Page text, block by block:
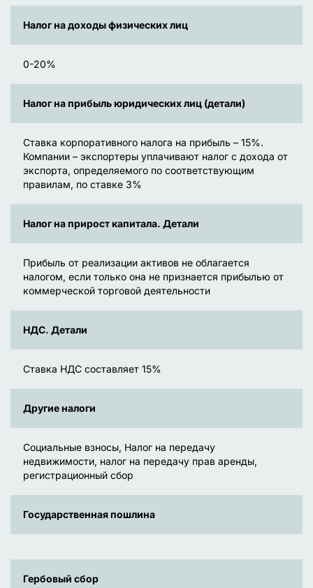
Налог на доходы физических лиц
0-20%
Налог на прибыль юридических лиц (детали)
Ставка корпоративного налога на прибыль – 15%.
Компании – экспортеры уплачивают налог с дохода от
экспорта, определяемого по соответствующим
правилам, по ставке 3%
Налог на прирост капитала. Детали
Прибыль от реализации активов не облагается
налогом, если только она не признается прибылью от
коммерческой торговой деятельности
НДС. Детали
Ставка НДС составляет 15%
Другие налоги
Социальные взносы, Налог на передачу
недвижимости, налог на передачу прав аренды,
регистрационный сбор
Государственная пошлина
Гербовый сбор